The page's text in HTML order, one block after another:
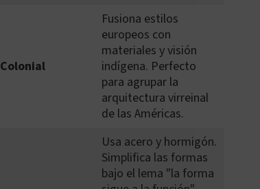
Colonial
Fusiona estilos
europeos con
materiales y visión
indígena. Perfecto
para agrupar la
arquitectura virreinal
de las Américas.
Usa acero y hormigón.
Simplifica las formas
bajo el lema "la forma